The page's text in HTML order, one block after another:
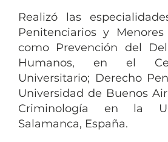
Realizó las
Penitenciarios y
como Prevención del
Humanos, en el
Universitario; Derecho
Universidad de Buenos
Criminología en la
Salamanca, España.